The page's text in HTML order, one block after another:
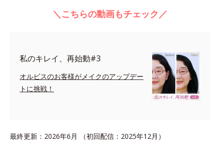
＼こちらの動画もチェック／
私のキレイ、再始動#3
オルビスのお客様がメイクのアップデー
トに挑戦！
最終更新：2026年6月 （初回配信：2025年12月）